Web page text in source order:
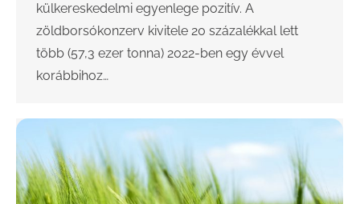
külkereskedelmi egyenlege pozitív. A
zöldborsókonzerv kivitele 20 százalékkal lett
több (57,3 ezer tonna) 2022-ben egy évvel
korábbihoz…